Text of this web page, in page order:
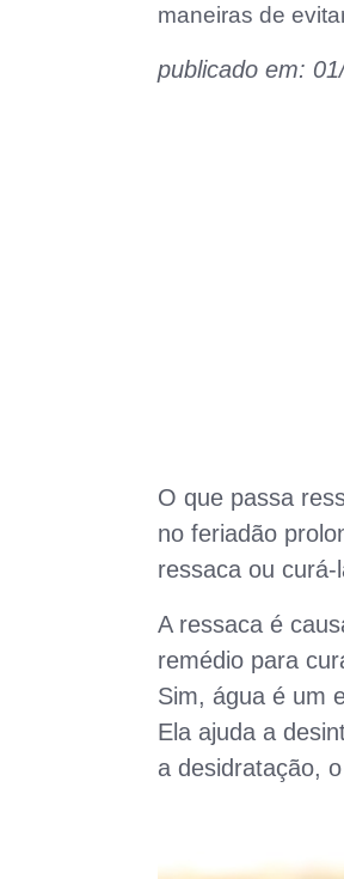
maneiras de
publicado em:
O que passa
no feriadão
ressaca ou
A ressaca é
remédio para
Sim, água é um
Ela ajuda a
a desidratação,